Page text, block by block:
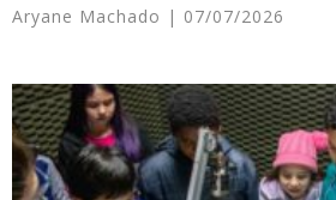
Aryane Machado 07/07/2026